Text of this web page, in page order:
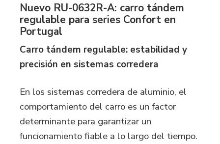
Nuevo RU-0632R-A: carro tándem
regulable para series Confort en
Portugal
Carro tándem regulable: estabilidad y
precisión en sistemas corredera
En los sistemas corredera de aluminio, el
comportamiento del carro es un factor
determinante para garantizar un
funcionamiento fiable a lo largo del tiempo.